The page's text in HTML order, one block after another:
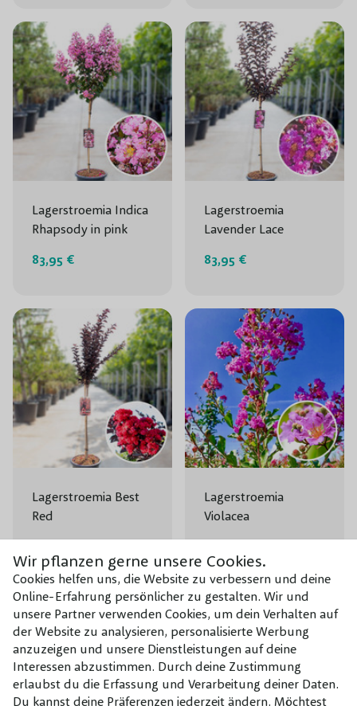
Wir pflanzen gerne unsere Cookies.
Cookies helfen uns, die Website zu verbessern und deine
Online-Erfahrung persönlicher zu gestalten. Wir und
unsere Partner verwenden Cookies, um dein Verhalten auf
der Website zu analysieren, personalisierte Werbung
anzuzeigen und unsere Dienstleistungen auf deine
Interessen abzustimmen. Durch deine Zustimmung
erlaubst du die Erfassung und Verarbeitung deiner Daten.
Du kannst deine Präferenzen jederzeit ändern. Möchtest
Lagerstroemia Indica
Rhapsody in pink
83,95 €
Lagerstroemia
Lavender Lace
83,95 €
Lagerstroemia Best
Red
Lagerstroemia
Violacea